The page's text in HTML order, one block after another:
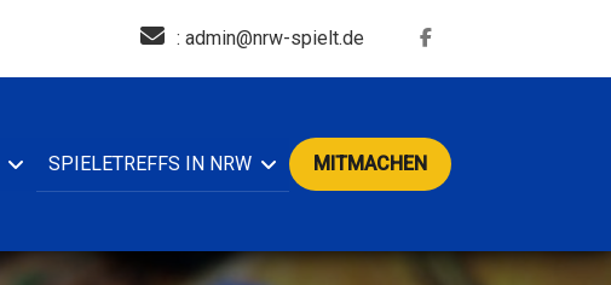
: admin@nrw-spielt.de
SPIELETREFFS IN NRW MITMACHEN